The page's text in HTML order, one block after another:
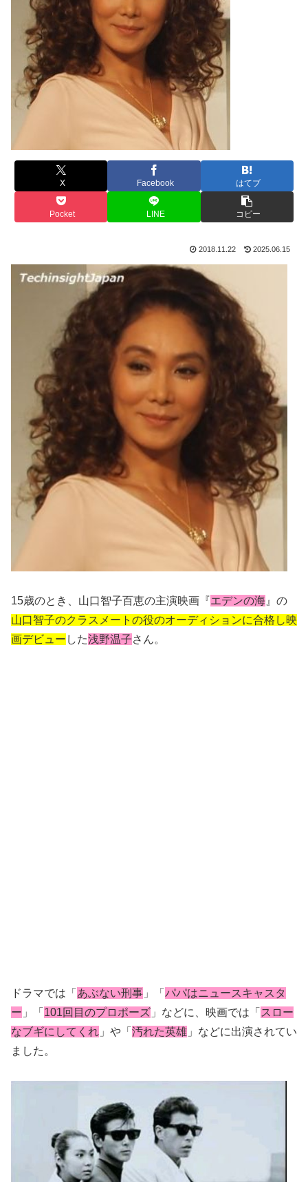
X Facebook はてブ
Pocket LINE コピー
2018.11.22 2025.06.15
15歳のとき、山口智子百恵の主演映画『エデンの海 』の
山口智子のクラスメートの役のオーディションに合格し映
画デビュー した浅野温子さん。
ドラマでは「 あぶない刑事 」「 パパはニュースキャスタ
ー 」「 101回目のプロポーズ 」などに、映画では「 スロー
なブギにしてくれ 」や「 汚れた英雄 」などに出演されてい
ました。